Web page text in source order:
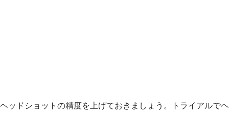
ヘッドショットの精度を上げておきましょう。トライアルでヘ